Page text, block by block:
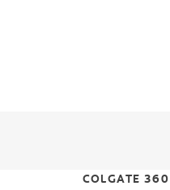
COLGATE 360